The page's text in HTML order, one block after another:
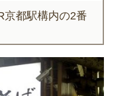
京都駅構内の2番